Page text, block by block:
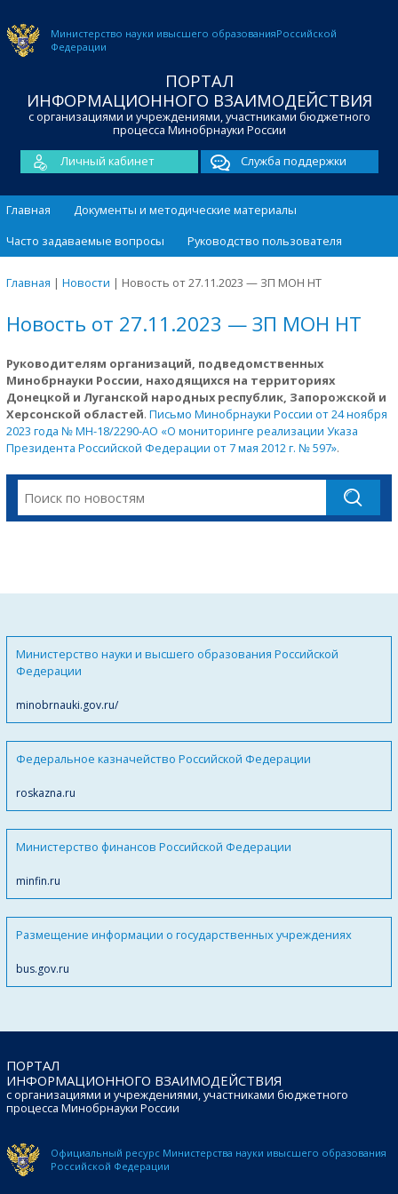
Министерство науки ивысшего образованияРоссийской
Федерации
ПОРТАЛ
ИНФОРМАЦИОННОГО ВЗАИМОДЕЙСТВИЯ
с организациями и учреждениями, участниками бюджетного
процесса Минобрнауки России
Личный кабинет
Служба поддержки
Главная
Документы и методические материалы
Часто задаваемые вопросы
Руководство пользователя
Главная | Новости | Новость от 27.11.2023 — ЗП МОН НТ
Новость от 27.11.2023 — ЗП МОН НТ
Руководителям организаций, подведомственных
Минобрнауки России, находящихся на территориях
Донецкой и Луганской народных республик, Запорожской и
Херсонской областей. Письмо Минобрнауки России от 24 ноября
2023 года № МН-18/2290-АО «О мониторинге реализации Указа
Президента Российской Федерации от 7 мая 2012 г. № 597».
Министерство науки и высшего образования Российской
Федерации
minobrnauki.gov.ru/
Федеральное казначейство Российской Федерации
roskazna.ru
Министерство финансов Российской Федерации
minfin.ru
Размещение информации о государственных учреждениях
bus.gov.ru
ПОРТАЛ
ИНФОРМАЦИОННОГО ВЗАИМОДЕЙСТВИЯ
с организациями и учреждениями, участниками бюджетного
процесса Минобрнауки России
Официальный ресурс Министерства науки ивысшего образования
Российской Федерации